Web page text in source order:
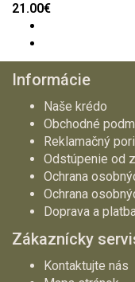
21.00€
Informácie
Naše krédo
Obchodné
Reklamačný
Odstúpenie od
Ochrana
Ochrana
Doprava a
Zákaznícky
Kontaktujte nás